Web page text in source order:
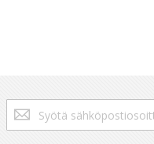
Tilaa
uutiskirjeemme: